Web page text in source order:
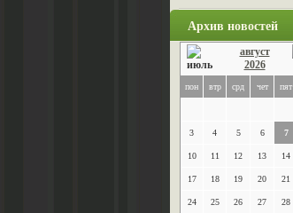
Архив новостей
август
2026
пон втр срд чет пят
3 4 5 6 7
10 11 12 13 14
17 18 19 20 21
24 25 26 27 28